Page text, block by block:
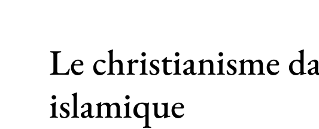
Le christianisme
islamique